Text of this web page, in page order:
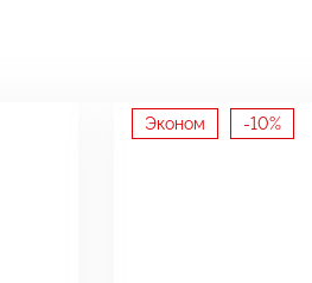
Эконом -10%